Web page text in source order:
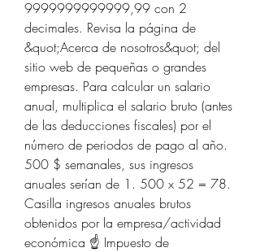
9999999999999,99 con 2
decimales. Revisa la página de
&quot;Acerca de nosotros&quot; del
sitio web de pequeñas o grandes
empresas. Para calcular un salario
anual, multiplica el salario bruto (antes
de las deducciones fiscales) por el
número de periodos de pago al año.
500 $ semanales, sus ingresos
anuales serían de 1. 500 x 52 = 78.
Casilla ingresos anuales brutos
obtenidos por la empresa/actividad
económica ☝ Impuesto de